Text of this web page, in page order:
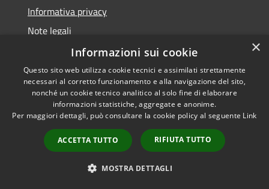
Informativa privacy
Note legali
Dichiarazione di accessibilità
RSS
Accessibilità
Copyright © 2026 • Comune di
Villanova d'Ardenghi • Powered
byMunicipium
Accesso
redazione
×
Informazioni sui cookie
Questo sito web utilizza cookie tecnici e assimilati strettamente
necessari al corretto funzionamento e alla navigazione del sito,
nonché un cookie tecnico analitico al solo fine di elaborare
informazioni statistiche, aggregate e anonime.
Per maggiori dettagli, può consultare la cookie policy al seguente Link
ACCETTA TUTTO RIFIUTA TUTTO
MOSTRA DETTAGLI